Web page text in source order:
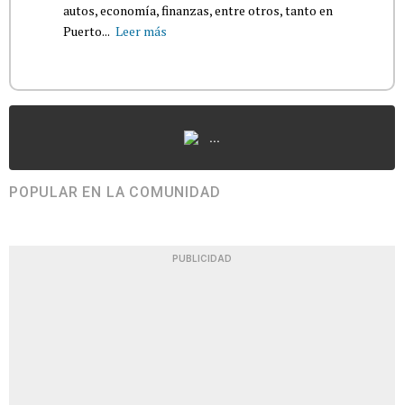
autos, economía, finanzas, entre otros, tanto en
Puerto... Leer más
...
POPULAR EN LA COMUNIDAD
PUBLICIDAD